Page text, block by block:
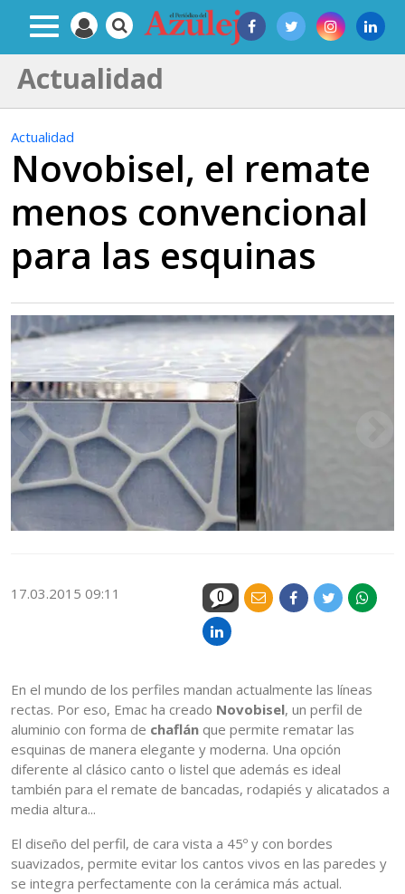
Actualidad
Actualidad
Novobisel, el remate
menos convencional
para las esquinas
17.03.2015 09:11 0
En el mundo de los perfiles mandan actualmente las líneas
rectas. Por eso, Emac ha creado Novobisel, un perfil de
aluminio con forma de chaflán que permite rematar las
esquinas de manera elegante y moderna. Una opción
diferente al clásico canto o listel que además es ideal
también para el remate de bancadas, rodapiés y alicatados a
media altura...
El diseño del perfil, de cara vista a 45º y con bordes
suavizados, permite evitar los cantos vivos en las paredes y
se integra perfectamente con la cerámica más actual.